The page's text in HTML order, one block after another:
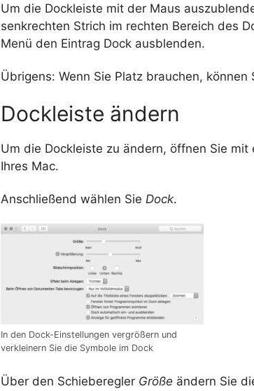
Um die Dockleiste mit der Maus
senkrechten Strich im rechten Bereich des
Menü den Eintrag Dock ausblenden.
Übrigens: Wenn Sie Platz brauchen, können
Dockleiste ändern
Um die Dockleiste zu ändern, öffnen Sie
Ihres Mac.
Anschließend wählen Sie Dock.
In den Dock-Einstellungen vergrößern und
verkleinern Sie die Symbole im Dock
Über den Schieberegler Größe ändern Sie